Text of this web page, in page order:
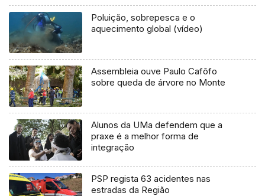
Poluição, sobrepesca e o
aquecimento global (vídeo)
Assembleia ouve Paulo Cafôfo
sobre queda de árvore no Monte
Alunos da UMa defendem que a
praxe é a melhor forma de
integração
PSP regista 63 acidentes nas
estradas da Região